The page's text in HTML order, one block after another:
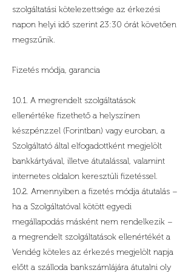
szolgáltatási kötelezettsége az érkezési
napon helyi idő szerint 23:30 órát követően
megszűnik.
Fizetés módja, garancia
10.1. A megrendelt szolgáltatások
ellenértéke fizethető a helyszínen
készpénzzel (Forintban) vagy euroban, a
Szolgáltató által elfogadottként megjelölt
bankkártyával, illetve átutalással, valamint
internetes oldalon keresztüli fizetéssel.
10.2. Amennyiben a fizetés módja átutalás –
ha a Szolgáltatóval kötött egyedi
megállapodás másként nem rendelkezik –
a megrendelt szolgáltatások ellenértékét a
Vendég köteles az érkezés megjelölt napja
előtt a szálloda bankszámlájára átutalni oly